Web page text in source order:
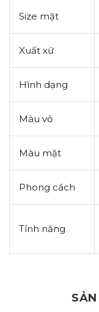
Size mặt
Xuất xứ
Hình dạng
Màu vỏ
Màu mặt
Phong cách
Tính năng